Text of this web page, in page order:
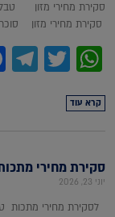
סקירת מחירי מזון
סקירת מחירי מזון סוכר מס'5, סוכר מס'
קרא עוד
סקירת מחירי מתכות
יוני 23, 2026
לסקירת מחירי מתכות